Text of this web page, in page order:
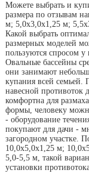
Можете выбрать и
размера по отзывам
м; 5,0х3,0х1,25 м;
Какой выбрать
размерных моделей
пользуются спросом
Овальные бассейны
они занимают
купания всей семьей.
навесной противоток
комфортна для
формы, человеку
- оборудование
покупают для дачи -
загородном участке.
10,0х5,0х1,25 м;
5,0-5,5 м, такой
установки